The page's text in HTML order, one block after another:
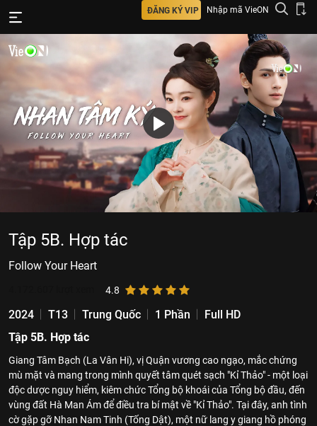
ĐĂNG KÝ VIP Nhập mã VieON
Tập 5B. Hợp tác
Follow Your Heart
4.8
2024 T13 Trung Quốc 1 Phần
Full HD
Tập 5B. Hợp tác
Giang Tâm Bạch (La Vân Hi), vị Quận vương cao ngạo, mắc chứng
mù mặt và mang trong mình quyết tâm quét sạch "Kỉ Thảo" - một loại
độc dược nguy hiểm, kiêm chức Tổng bộ khoái của Tổng bộ đầu, đến
vùng đất Hà Man Ám để điều tra bí mật về "Kỉ Thảo". Tại đây, anh tình
cờ gặp gỡ Nhan Nam Tinh (Tống Dật), một nữ lang y giang hồ phóng